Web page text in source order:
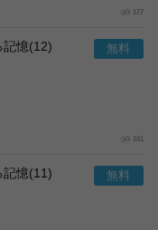
177
記憶(12)
161
記憶(11)